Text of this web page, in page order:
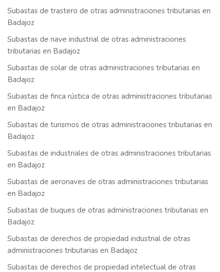
Subastas de trastero de otras administraciones tributarias en
Badajoz
Subastas de nave industrial de otras administraciones
tributarias en Badajoz
Subastas de solar de otras administraciones tributarias en
Badajoz
Subastas de finca rústica de otras administraciones tributarias
en Badajoz
Subastas de turismos de otras administraciones tributarias en
Badajoz
Subastas de industriales de otras administraciones tributarias
en Badajoz
Subastas de aeronaves de otras administraciones tributarias
en Badajoz
Subastas de buques de otras administraciones tributarias en
Badajoz
Subastas de derechos de propiedad industrial de otras
administraciones tributarias en Badajoz
Subastas de derechos de propiedad intelectual de otras